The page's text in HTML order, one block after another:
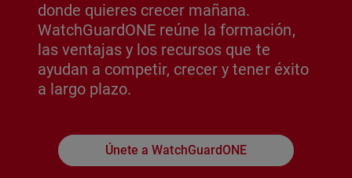
donde quieres crecer mañana.
WatchGuardONE reúne la formación,
las ventajas y los recursos que te
ayudan a competir, crecer y tener éxito
a largo plazo.
Únete a WatchGuardONE